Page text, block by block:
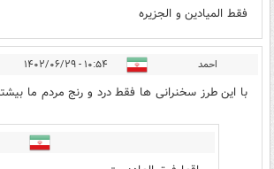
فقط المیادین و الجزیره
احمد ۱۰:۵۴ - ۱۴۰۲/۰۶/۲۹
با این طرز سخنرانی ها فقط درد و رنج مردم ما